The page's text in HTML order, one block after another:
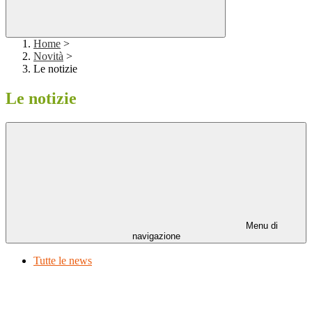
Home >
Novità >
Le notizie
Le notizie
Menu di
navigazione
Tutte le news